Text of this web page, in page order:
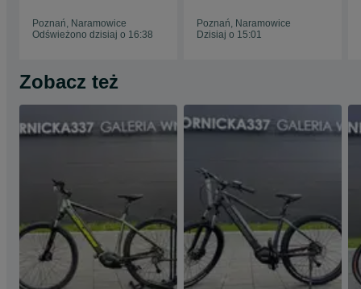
Poznań, Naramowice
Odświeżono dzisiaj o 16:38
Poznań, Naramowice
Dzisiaj o 15:01
Zobacz też